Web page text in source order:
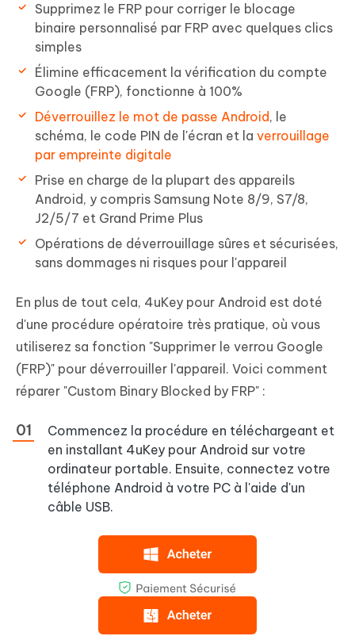
Supprimez le FRP pour corriger le blocage
binaire personnalisé par FRP avec quelques clics
simples
Élimine efficacement la vérification du compte
Google (FRP), fonctionne à 100%
Déverrouillez le mot de passe Android, le
schéma, le code PIN de l'écran et la verrouillage
par empreinte digitale
Prise en charge de la plupart des appareils
Android, y compris Samsung Note 8/9, S7/8,
J2/5/7 et Grand Prime Plus
Opérations de déverrouillage sûres et sécurisées,
sans dommages ni risques pour l'appareil
En plus de tout cela, 4uKey pour Android est doté
d'une procédure opératoire très pratique, où vous
utiliserez sa fonction "Supprimer le verrou Google
(FRP)" pour déverrouiller l'appareil. Voici comment
réparer "Custom Binary Blocked by FRP" :
Commencez la procédure en téléchargeant et
en installant 4uKey pour Android sur votre
ordinateur portable. Ensuite, connectez votre
téléphone Android à votre PC à l'aide d'un
câble USB.